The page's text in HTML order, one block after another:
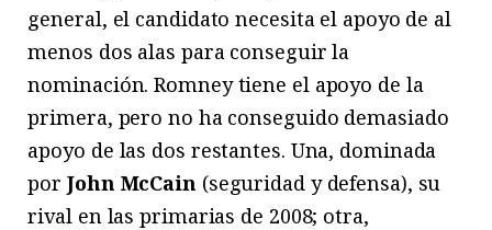
general, el candidato necesita el apoyo de al
menos dos alas para conseguir la
nominación. Romney tiene el apoyo de la
primera, pero no ha conseguido demasiado
apoyo de las dos restantes. Una, dominada
porJohn McCain (seguridad y defensa), su
rival en las primarias de 2008; otra,